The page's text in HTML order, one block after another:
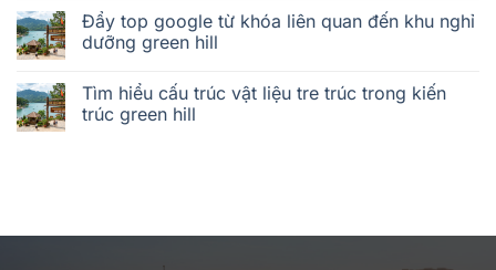
Đẩy top google từ khóa liên quan đến khu nghỉ
dưỡng green hill
Tìm hiểu cấu trúc vật liệu tre trúc trong kiến
trúc green hill